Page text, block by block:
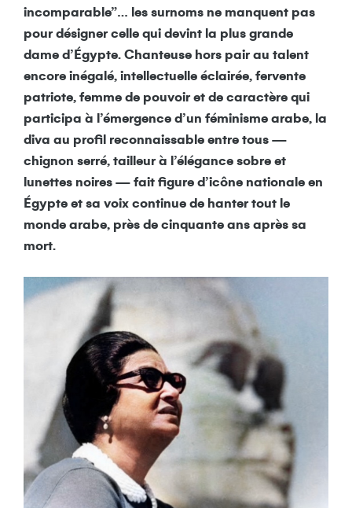
incomparable”… les surnoms ne manquent pas
pour désigner celle qui devint la plus grande
dame d’Égypte. Chanteuse hors pair au talent
encore inégalé, intellectuelle éclairée, fervente
patriote, femme de pouvoir et de caractère qui
participa à l’émergence d’un féminisme arabe, la
diva au profil reconnaissable entre tous —
chignon serré, tailleur à l’élégance sobre et
lunettes noires — fait figure d’icône nationale en
Égypte et sa voix continue de hanter tout le
monde arabe, près de cinquante ans après sa
mort.